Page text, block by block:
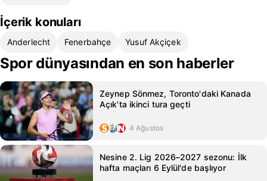
İçerik konuları
Anderlecht Fenerbahçe Yusuf Akçiçek
Spor dünyasından en son haberler
Zeynep Sönmez, Toronto'daki Kanada
Açık'ta ikinci tura geçti
4 Ağustos
Nesine 2. Lig 2026–2027 sezonu: İlk
hafta maçları 6 Eylül'de başlıyor